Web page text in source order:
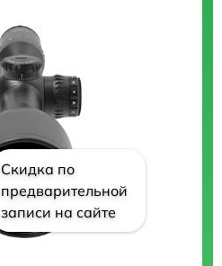
Скидка по
предварительной
записи на сайте